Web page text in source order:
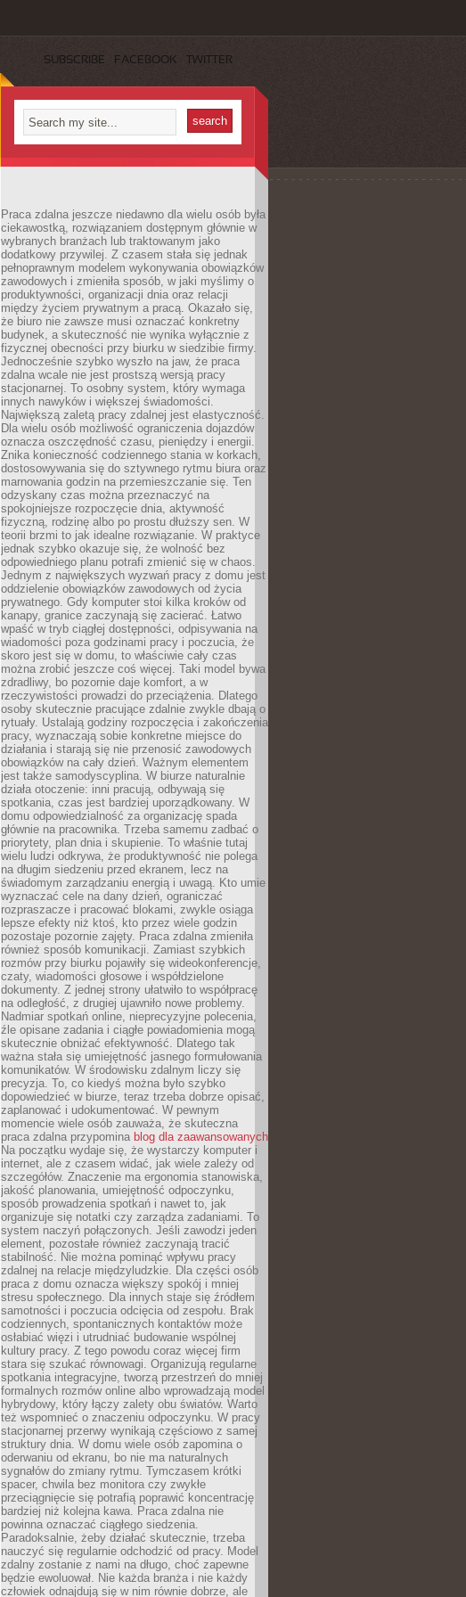
SUBSCRIBE FACEBOOK TWITTER
Praca zdalna jeszcze niedawno dla wielu osób była
ciekawostką, rozwiązaniem dostępnym głównie w
wybranych branżach lub traktowanym jako
dodatkowy przywilej. Z czasem stała się jednak
pełnoprawnym modelem wykonywania obowiązków
zawodowych i zmieniła sposób, w jaki myślimy o
produktywności, organizacji dnia oraz relacji
między życiem prywatnym a pracą. Okazało się,
że biuro nie zawsze musi oznaczać konkretny
budynek, a skuteczność nie wynika wyłącznie z
fizycznej obecności przy biurku w siedzibie firmy.
Jednocześnie szybko wyszło na jaw, że praca
zdalna wcale nie jest prostszą wersją pracy
stacjonarnej. To osobny system, który wymaga
innych nawyków i większej świadomości.
Największą zaletą pracy zdalnej jest elastyczność.
Dla wielu osób możliwość ograniczenia dojazdów
oznacza oszczędność czasu, pieniędzy i energii.
Znika konieczność codziennego stania w korkach,
dostosowywania się do sztywnego rytmu biura oraz
marnowania godzin na przemieszczanie się. Ten
odzyskany czas można przeznaczyć na
spokojniejsze rozpoczęcie dnia, aktywność
fizyczną, rodzinę albo po prostu dłuższy sen. W
teorii brzmi to jak idealne rozwiązanie. W praktyce
jednak szybko okazuje się, że wolność bez
odpowiedniego planu potrafi zmienić się w chaos.
Jednym z największych wyzwań pracy z domu jest
oddzielenie obowiązków zawodowych od życia
prywatnego. Gdy komputer stoi kilka kroków od
kanapy, granice zaczynają się zacierać. Łatwo
wpaść w tryb ciągłej dostępności, odpisywania na
wiadomości poza godzinami pracy i poczucia, że
skoro jest się w domu, to właściwie cały czas
można zrobić jeszcze coś więcej. Taki model bywa
zdradliwy, bo pozornie daje komfort, a w
rzeczywistości prowadzi do przeciążenia. Dlatego
osoby skutecznie pracujące zdalnie zwykle dbają o
rytuały. Ustalają godziny rozpoczęcia i zakończenia
pracy, wyznaczają sobie konkretne miejsce do
działania i starają się nie przenosić zawodowych
obowiązków na cały dzień. Ważnym elementem
jest także samodyscyplina. W biurze naturalnie
działa otoczenie: inni pracują, odbywają się
spotkania, czas jest bardziej uporządkowany. W
domu odpowiedzialność za organizację spada
głównie na pracownika. Trzeba samemu zadbać o
priorytety, plan dnia i skupienie. To właśnie tutaj
wielu ludzi odkrywa, że produktywność nie polega
na długim siedzeniu przed ekranem, lecz na
świadomym zarządzaniu energią i uwagą. Kto umie
wyznaczać cele na dany dzień, ograniczać
rozpraszacze i pracować blokami, zwykle osiąga
lepsze efekty niż ktoś, kto przez wiele godzin
pozostaje pozornie zajęty. Praca zdalna zmieniła
również sposób komunikacji. Zamiast szybkich
rozmów przy biurku pojawiły się wideokonferencje,
czaty, wiadomości głosowe i współdzielone
dokumenty. Z jednej strony ułatwiło to współpracę
na odległość, z drugiej ujawniło nowe problemy.
Nadmiar spotkań online, nieprecyzyjne polecenia,
źle opisane zadania i ciągłe powiadomienia mogą
skutecznie obniżać efektywność. Dlatego tak
ważna stała się umiejętność jasnego formułowania
komunikatów. W środowisku zdalnym liczy się
precyzja. To, co kiedyś można było szybko
dopowiedzieć w biurze, teraz trzeba dobrze opisać,
zaplanować i udokumentować. W pewnym
momencie wiele osób zauważa, że skuteczna
praca zdalna przypomina blog dla zaawansowanych
Na początku wydaje się, że wystarczy komputer i
internet, ale z czasem widać, jak wiele zależy od
szczegółów. Znaczenie ma ergonomia stanowiska,
jakość planowania, umiejętność odpoczynku,
sposób prowadzenia spotkań i nawet to, jak
organizuje się notatki czy zarządza zadaniami. To
system naczyń połączonych. Jeśli zawodzi jeden
element, pozostałe również zaczynają tracić
stabilność. Nie można pominąć wpływu pracy
zdalnej na relacje międzyludzkie. Dla części osób
praca z domu oznacza większy spokój i mniej
stresu społecznego. Dla innych staje się źródłem
samotności i poczucia odcięcia od zespołu. Brak
codziennych, spontanicznych kontaktów może
osłabiać więzi i utrudniać budowanie wspólnej
kultury pracy. Z tego powodu coraz więcej firm
stara się szukać równowagi. Organizują regularne
spotkania integracyjne, tworzą przestrzeń do mniej
formalnych rozmów online albo wprowadzają model
hybrydowy, który łączy zalety obu światów. Warto
też wspomnieć o znaczeniu odpoczynku. W pracy
stacjonarnej przerwy wynikają częściowo z samej
struktury dnia. W domu wiele osób zapomina o
oderwaniu od ekranu, bo nie ma naturalnych
sygnałów do zmiany rytmu. Tymczasem krótki
spacer, chwila bez monitora czy zwykłe
przeciągnięcie się potrafią poprawić koncentrację
bardziej niż kolejna kawa. Praca zdalna nie
powinna oznaczać ciągłego siedzenia.
Paradoksalnie, żeby działać skutecznie, trzeba
nauczyć się regularnie odchodzić od pracy. Model
zdalny zostanie z nami na długo, choć zapewne
będzie ewoluował. Nie każda branża i nie każdy
człowiek odnajdują się w nim równie dobrze, ale